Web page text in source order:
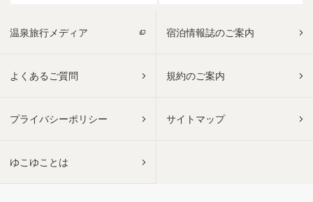
温泉旅行メディア 宿泊情報誌のご案内
よくあるご質問 規約のご案内
プライバシーポリシー サイトマップ
ゆこゆことは